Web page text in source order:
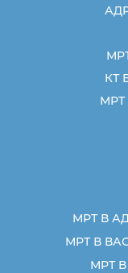
КТ
МРТ В
МРТ В
МРТ